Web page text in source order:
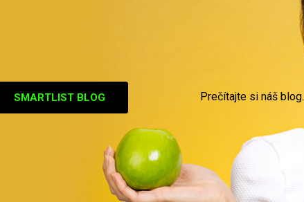
SMARTLIST BLOG Prečítajte si náš blog.